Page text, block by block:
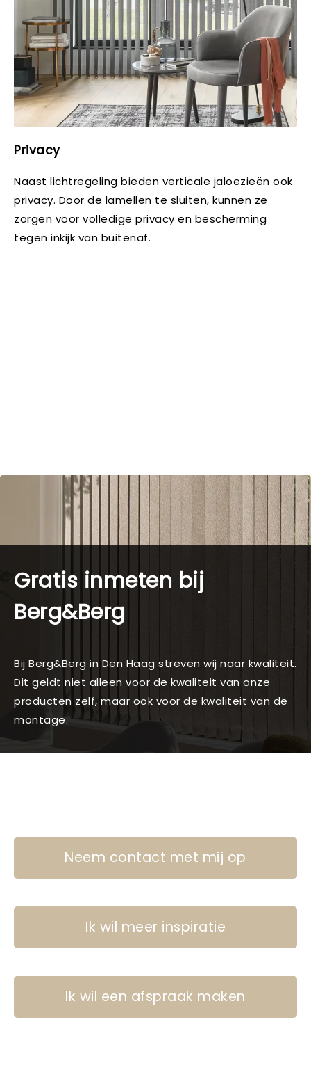
Privacy
Naast lichtregeling bieden verticale jaloezieën ook
privacy. Door de lamellen te sluiten, kunnen ze
zorgen voor volledige privacy en bescherming
tegen inkijk van buitenaf.
Gratis inmeten bij
Berg&Berg
Bij Berg&Berg in Den Haag streven wij naar kwaliteit.
Dit geldt niet alleen voor de kwaliteit van onze
producten zelf, maar ook voor de kwaliteit van de
montage.
Neem contact met mij op
Ik wil meer inspiratie
Ik wil een afspraak maken